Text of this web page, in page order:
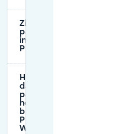
Zijn er gratis
parkeerplekken
in de buurt van
Place Wilson?
Hoe zorg ik
dat ik een
parkeerplek
heb in de
buurt van
Place
Wilson?